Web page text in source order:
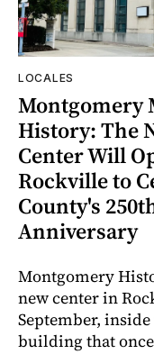
LOCALES
Montgomery
History: The
Center Will
Rockville to
County's
Anniversary
Montgomery
new center in
September,
building that